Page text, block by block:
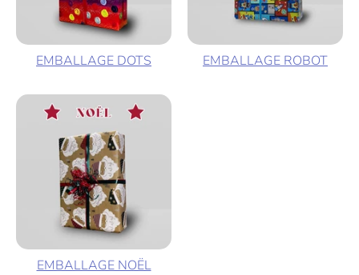
EMBALLAGE DOTS EMBALLAGE ROBOT
EMBALLAGE NOËL